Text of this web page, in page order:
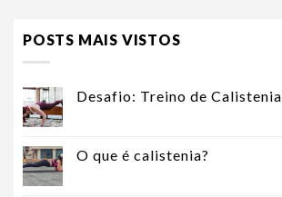
POSTS MAIS VISTOS
Desafio: Treino de Calistenia
O que é calistenia?